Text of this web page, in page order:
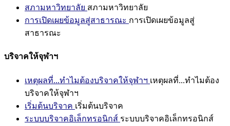
สภามหาวิทยาลัย สภามหาวิทยาลัย
การเปิดเผยข้อมูลสู่สาธารณะ การเปิดเผยข้อมูลสู่
สาธารณะ
บริจาคให้จุฬาฯ
เหตุผลที่...ทำไมต้องบริจาคให้จุฬาฯ เหตุผลที่...ทำไมต้อง
บริจาคให้จุฬาฯ
เริ่มต้นบริจาค เริ่มต้นบริจาค
ระบบบริจาคอิเล็กทรอนิกส์ ระบบบริจาคอิเล็กทรอนิกส์